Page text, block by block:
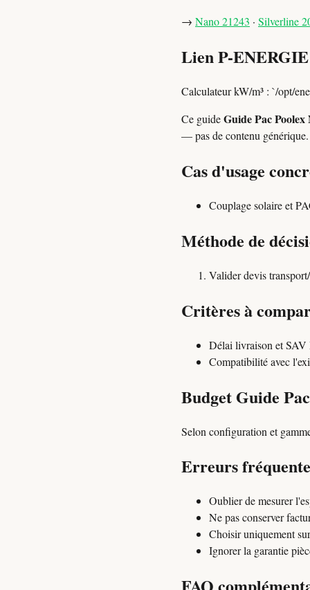
→ Nano 21243 · Silverline
Lien P-ENERGIE
Calculateur kW/m³ : `/opt/
Ce guideGuide Pac
— pas de contenu générique.
Cas d'usage
Couplage solaire et
Méthode de
Valider devis
Critères à
Délai livraison et SAV
Compatibilité avec
Budget Guide
Selon configuration et
Erreurs
Oublier de mesurer
Ne pas conserver
Choisir uniquement
Ignorer la garantie